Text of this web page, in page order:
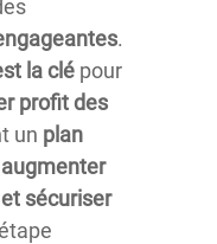
.
laclé pour
profitdes
un plan
augmenter
et sécuriser